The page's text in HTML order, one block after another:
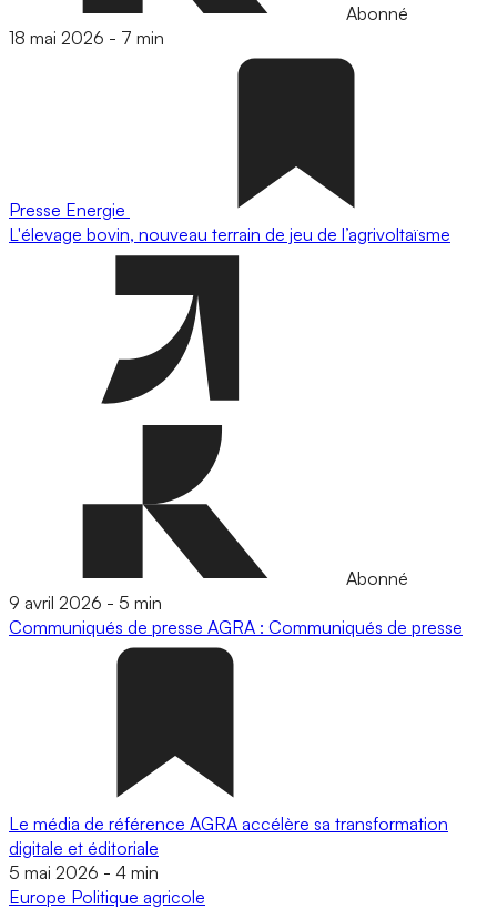
Abonné
18 mai 2026 - 7 min
Presse Energie
L'élevage bovin, nouveau terrain de jeu de l’agrivoltaïsme
Abonné
9 avril 2026 - 5 min
Communiqués de presse AGRA : Communiqués de presse
Le média de référence AGRA accélère sa transformation
digitale et éditoriale
5 mai 2026 - 4 min
Europe Politique agricole